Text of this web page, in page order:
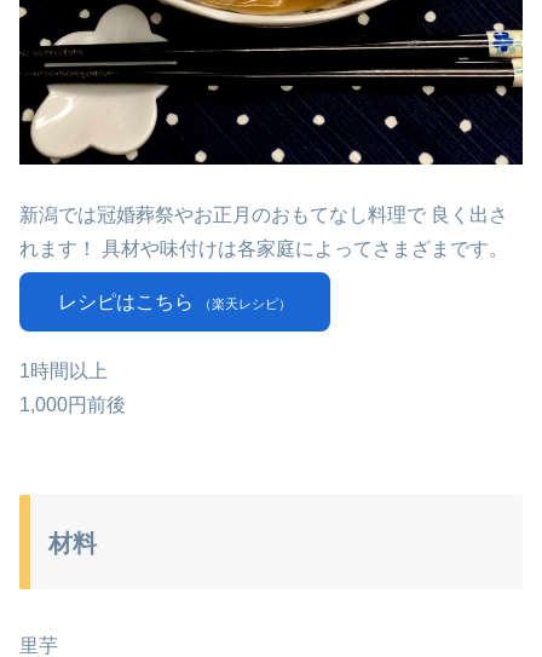
新潟では冠婚葬祭やお正月のおもてなし料理で 良く出さ
れます！ 具材や味付けは各家庭によってさまざまです。
レシピはこちら （楽天レシピ）
1時間以上
1,000円前後
材料
里芋